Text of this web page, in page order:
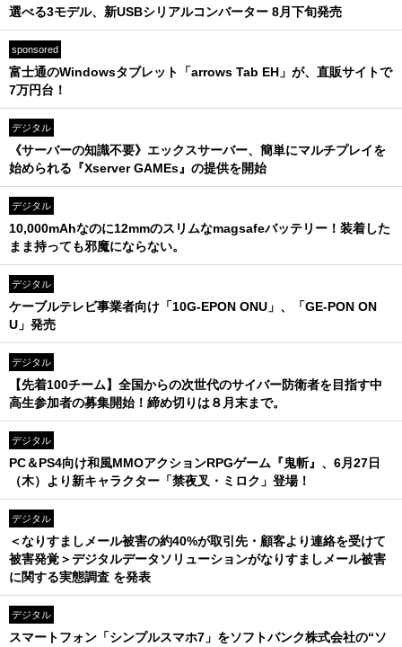
選べる3モデル、新USBシリアルコンバーター 8月下旬発売
sponsored
富士通のWindowsタブレット「arrows Tab EH」が、直販サイトで
7万円台！
デジタル
《サーバーの知識不要》エックスサーバー、簡単にマルチプレイを
始められる『Xserver GAMEs』の提供を開始
デジタル
10,000mAhなのに12mmのスリムなmagsafeバッテリー！装着した
まま持っても邪魔にならない。
デジタル
ケーブルテレビ事業者向け「10G-EPON ONU」、「GE-PON ON
U」発売
デジタル
【先着100チーム】全国からの次世代のサイバー防衛者を目指す中
高生参加者の募集開始！締め切りは８月末まで。
デジタル
PC＆PS4向け和風MMOアクションRPGゲーム『鬼斬』、6月27日
（木）より新キャラクター「禁夜叉・ミロク」登場！
デジタル
＜なりすましメール被害の約40%が取引先・顧客より連絡を受けて
被害発覚＞デジタルデータソリューションがなりすましメール被害
に関する実態調査 を発表
デジタル
スマートフォン「シンプルスマホ7」をソフトバンク株式会社の“ソ